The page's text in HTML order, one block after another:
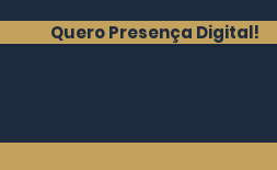
Quero Presença Digital!